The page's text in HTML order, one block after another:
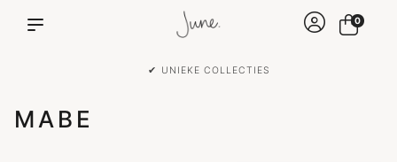
✔ UNIEKE COLLECTIES
0
MABE